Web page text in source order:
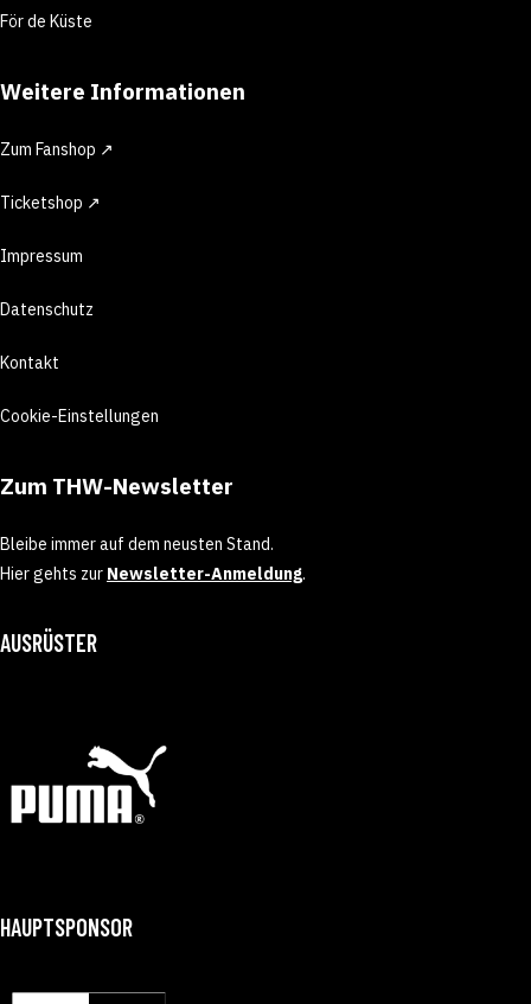
För de Küste
Weitere Informationen
Zum Fanshop ↗
Ticketshop ↗
Impressum
Datenschutz
Kontakt
Cookie-Einstellungen
Zum THW-Newsletter
Bleibe immer auf dem neusten Stand.
Hier gehts zur Newsletter-Anmeldung.
AUSRÜSTER
HAUPTSPONSOR